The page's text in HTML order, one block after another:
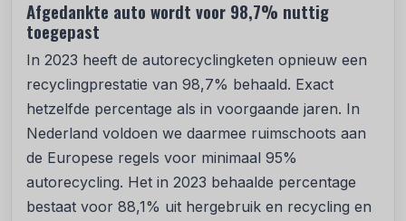
Afgedankte auto wordt voor 98,7% nuttig
toegepast
In 2023 heeft de autorecyclingketen opnieuw een
recyclingprestatie van 98,7% behaald. Exact
hetzelfde percentage als in voorgaande jaren. In
Nederland voldoen we daarmee ruimschoots aan
de Europese regels voor minimaal 95%
autorecycling. Het in 2023 behaalde percentage
bestaat voor 88,1% uit hergebruik en recycling en